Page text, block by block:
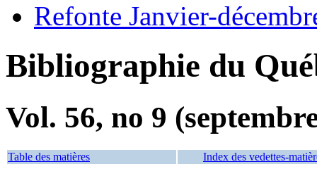
Refonte Janvier-
Bibliographie du
Vol. 56, no 9
Table des matières Index des vedettes-